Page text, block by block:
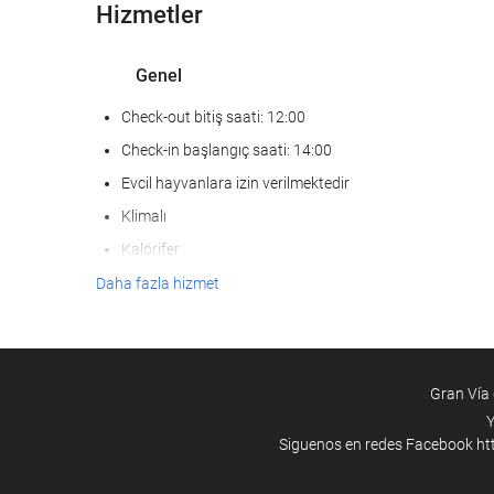
Hizmetler
Genel
Check-out bitiş saati: 12:00
Check-in başlangıç saati: 14:00
Evcil hayvanlara izin verilmektedir
Klimalı
Kalörifer
Asansör
Hareket ve erişim kısıtlılığı bulunan kişiler
Daha fazla hizmet
Gran Vía
Siguenos en redes Facebook